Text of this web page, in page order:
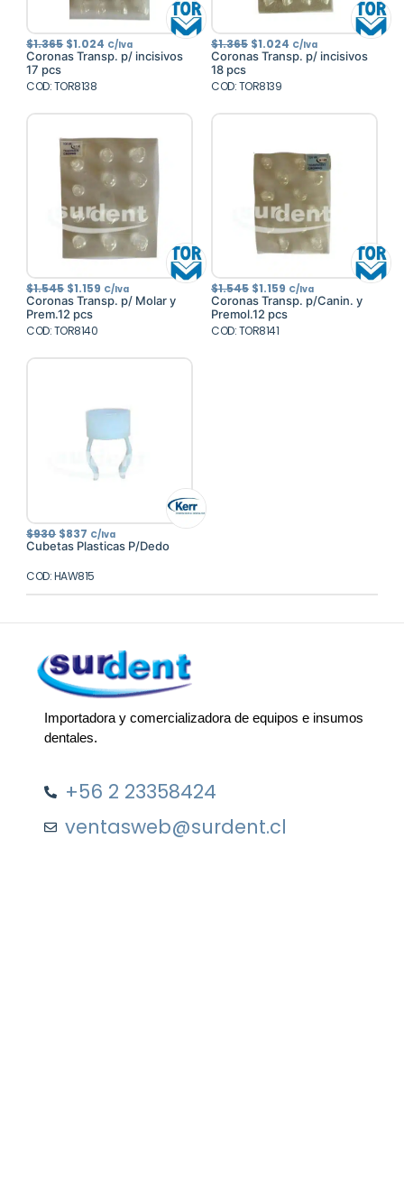
$1.365 El
precio
original
$1.365.
$1.024 El
precio
actual
C/Iva
Coronas Transp. p/ incisivos
17 pcs
COD: TOR8138
$1.365 El
precio
original
$1.365.
$1.024 El
precio
actual
C/Iva
Coronas Transp. p/ incisivos
18 pcs
COD: TOR8139
$1.545 El
precio
original
era:
$1.545.
$1.159 El
precio
actual
C/Iva
Coronas Transp. p/ Molar y
Prem.12 pcs
COD: TOR8140
$1.545 El
precio
original
era:
$1.545.
$1.159 El
precio
actual
es:
C/Iva
Coronas Transp. p/Canin. y
Premol.12 pcs
COD: TOR8141
$930 El
precio
original
$930.
$837 El
precio
actual
$837.
C/Iva
Cubetas Plasticas P/Dedo
COD: HAW815
Importadora y comercializadora de equipos e insumos
dentales.
+56 2 23358424
ventasweb@surdent.cl